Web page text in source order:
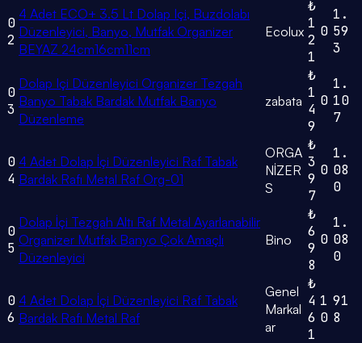
0
2
4 Adet ECO+ 3.5 Lt Dolap Içi, Buzdolabı
Düzenleyici, Banyo, Mutfak Organizer
BEYAZ 24cm16cm11cm
Ecolux
₺
1
2
1
0
1.
59
3
0
3
Dolap Içi Düzenleyici Organizer Tezgah
Banyo Tabak Bardak Mutfak Banyo
Düzenleme
zabata
₺
1
4
9
0
1.
10
7
0
4
4 Adet Dolap İçi Düzenleyici Raf Tabak
Bardak Rafı Metal Raf Org-01
ORGA
NİZER
S
₺
3
9
7
0
1.
08
0
0
5
Dolap İçi Tezgah Altı Raf Metal Ayarlanabilir
Organizer Mutfak Banyo Çok Amaçlı
Düzenleyici
Bino
₺
6
9
8
0
1.
08
0
0
6
4 Adet Dolap İçi Düzenleyici Raf Tabak
Bardak Rafı Metal Raf
Genel
Markal
ar
₺
4
6
1
1
0
91
8